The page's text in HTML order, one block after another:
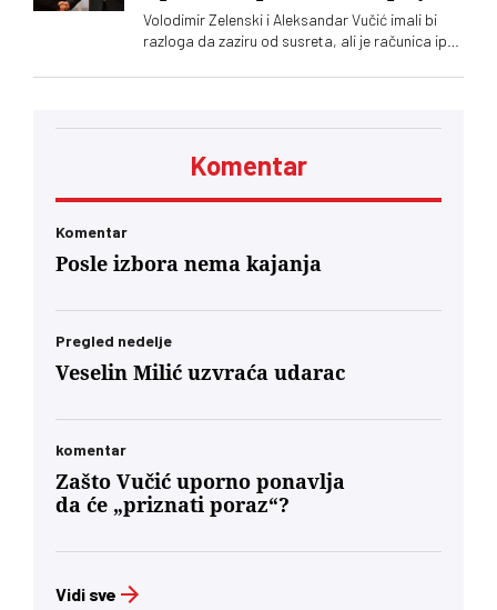
Volodimir Zelenski i Aleksandar Vučić imali bi
razloga da zaziru od susreta, ali je računica ipak
trebaju municija i dronovi
Komentar
Komentar
Posle izbora nema kajanja
Pregled nedelje
Veselin Milić uzvraća udarac
komentar
Zašto Vučić uporno ponavlja
da će „priznati poraz“?
Vidi sve